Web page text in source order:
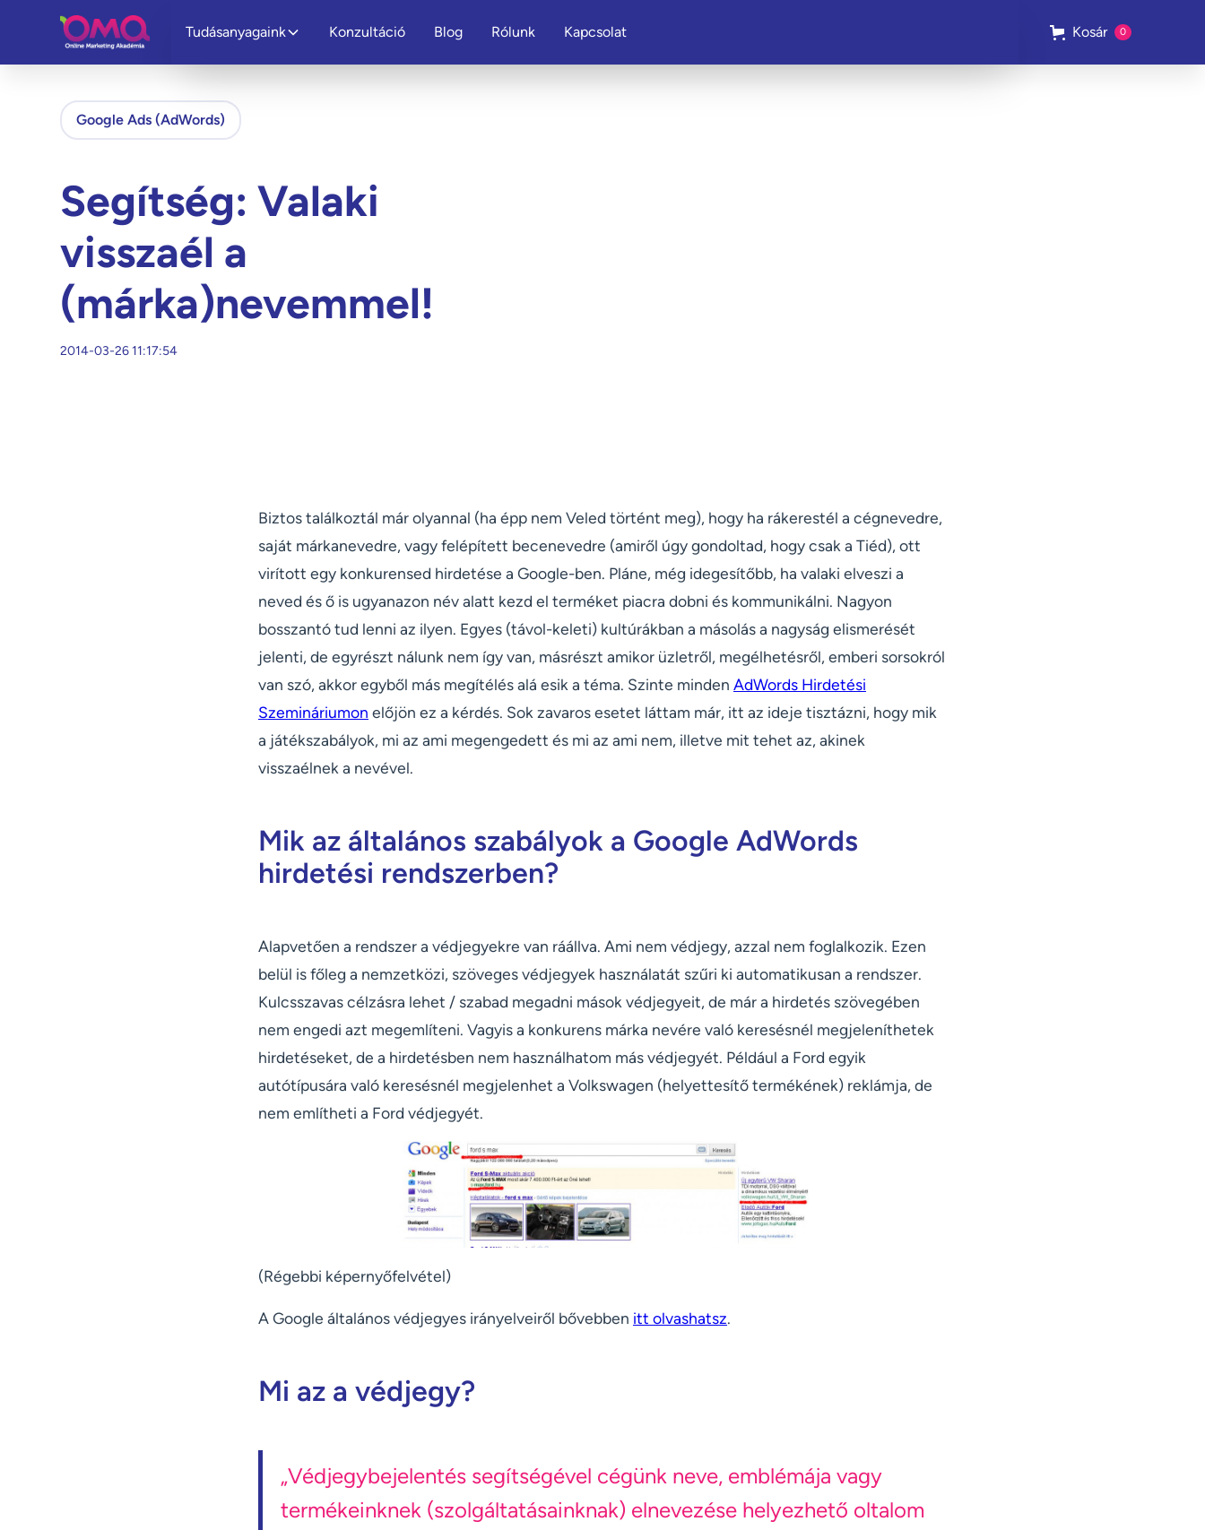
Tudásanyagaink Konzultáció Blog Rólunk Kapcsolat Kosár 0
Google Ads (AdWords)
Segítség: Valaki
visszaél a
(márka)nevemmel!
2014-03-26 11:17:54
Biztos találkoztál már olyannal (ha épp nem Veled történt meg), hogy ha rákerestél a cégnevedre,
saját márkanevedre, vagy felépített becenevedre (amiről úgy gondoltad, hogy csak a Tiéd), ott
virított egy konkurensed hirdetése a Google-ben. Pláne, még idegesítőbb, ha valaki elveszi a
neved és ő is ugyanazon név alatt kezd el terméket piacra dobni és kommunikálni. Nagyon
bosszantó tud lenni az ilyen. Egyes (távol-keleti) kultúrákban a másolás a nagyság elismerését
jelenti, de egyrészt nálunk nem így van, másrészt amikor üzletről, megélhetésről, emberi sorsokról
van szó, akkor egyből más megítélés alá esik a téma. Szinte minden AdWords Hirdetési
Szemináriumon előjön ez a kérdés. Sok zavaros esetet láttam már, itt az ideje tisztázni, hogy mik
a játékszabályok, mi az ami megengedett és mi az ami nem, illetve mit tehet az, akinek
visszaélnek a nevével.
Mik az általános szabályok a Google AdWords
hirdetési rendszerben?
Alapvetően a rendszer a védjegyekre van ráállva. Ami nem védjegy, azzal nem foglalkozik. Ezen
belül is főleg a nemzetközi, szöveges védjegyek használatát szűri ki automatikusan a rendszer.
Kulcsszavas célzásra lehet / szabad megadni mások védjegyeit, de már a hirdetés szövegében
nem engedi azt megemlíteni. Vagyis a konkurens márka nevére való keresésnél megjeleníthetek
hirdetéseket, de a hirdetésben nem használhatom más védjegyét. Például a Ford egyik
autótípusára való keresésnél megjelenhet a Volkswagen (helyettesítő termékének) reklámja, de
nem említheti a Ford védjegyét.
(Régebbi képernyőfelvétel)
A Google általános védjegyes irányelveiről bővebben itt olvashatsz.
Mi az a védjegy?
„Védjegybejelentés segítségével cégünk neve, emblémája vagy
termékeinknek (szolgáltatásainknak) elnevezése helyezhető oltalom